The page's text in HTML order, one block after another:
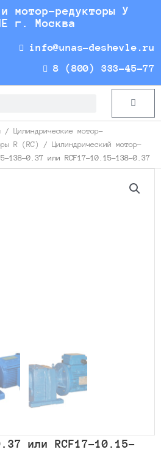
мотор-редукторы У
г. Москва
info@unas-deshevle.ru
8 (800) 333-45-77
Cart
/ Цилиндрические мотор-
R (RC) / Цилиндрический мотор-
138-0.37 или RCF17-10.15-138-0.37
или RCF17-10.15-